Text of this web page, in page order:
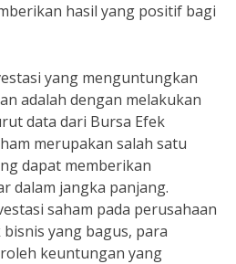
hasil yang positif bagi
yang menguntungkan
adalah dengan melakukan
data dari Bursa Efek
merupakan salah satu
dapat memberikan
dalam jangka panjang.
saham pada perusahaan
yang bagus, para
keuntungan yang